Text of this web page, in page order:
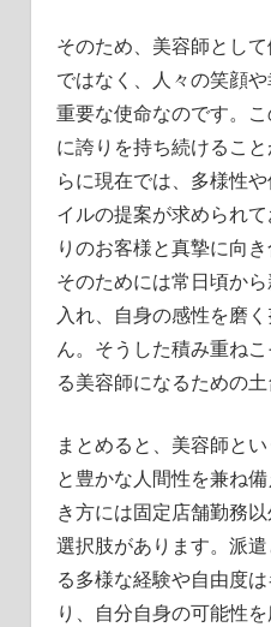
そのため、美容師とし
ではなく、人々の笑顔
重要な使命なのです。
に誇りを持ち続けるこ
らに現在では、多様性
イルの提案が求められ
りのお客様と真摯に向
そのためには常日頃か
入れ、自身の感性を磨
ん。そうした積み重ね
る美容師になるための土
まとめると、美容師と
と豊かな人間性を兼ね
き方には固定店舗勤務
選択肢があります。派
る多様な経験や自由度
り、自分自身の可能性